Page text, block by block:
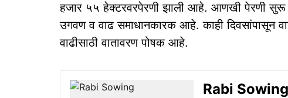
हजार ५५ हेक्टरवरपेरणी झाली आहे. आणखी पेरणी सुरू
उगवण व वाढ समाधानकारक आहे. काही दिवसांपासून
वाढीसाठी वातावरण पोषक आहे.
Rabi Sowing: